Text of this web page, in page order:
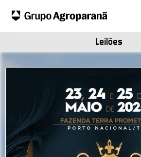
Leilões